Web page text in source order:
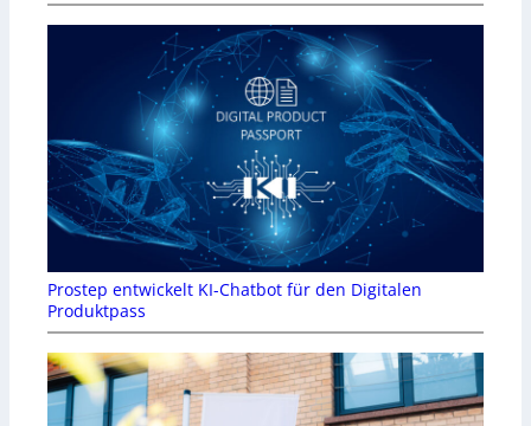
Prostep entwickelt KI-Chatbot für den Digitalen
Produktpass